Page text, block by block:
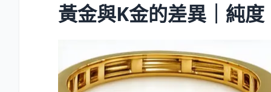
黃金與K金的差異｜純